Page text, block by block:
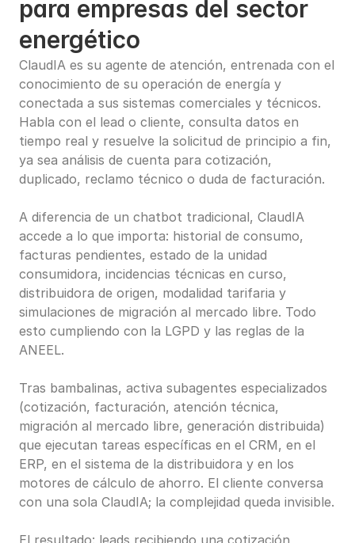
para empresas del sector
energético
ClaudIA es su agente de atención, entrenada con el
conocimiento de su operación de energía y
conectada a sus sistemas comerciales y técnicos.
Habla con el lead o cliente, consulta datos en
tiempo real y resuelve la solicitud de principio a fin,
ya sea análisis de cuenta para cotización,
duplicado, reclamo técnico o duda de facturación.
A diferencia de un chatbot tradicional, ClaudIA
accede a lo que importa: historial de consumo,
facturas pendientes, estado de la unidad
consumidora, incidencias técnicas en curso,
distribuidora de origen, modalidad tarifaria y
simulaciones de migración al mercado libre. Todo
esto cumpliendo con la LGPD y las reglas de la
ANEEL.
Tras bambalinas, activa subagentes especializados
(cotización, facturación, atención técnica,
migración al mercado libre, generación distribuida)
que ejecutan tareas específicas en el CRM, en el
ERP, en el sistema de la distribuidora y en los
motores de cálculo de ahorro. El cliente conversa
con una sola ClaudIA; la complejidad queda invisible.
El resultado: leads recibiendo una cotización